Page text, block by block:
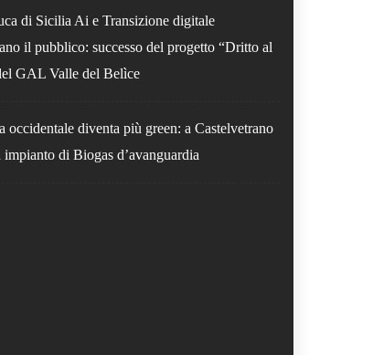
di Sicilia Ai e Transizione digitale
il pubblico: successo del progetto “Dritto al
GAL Valle del Belìce
occidentale diventa più green: a Castelvetrano
impianto di Biogas d’avanguardia